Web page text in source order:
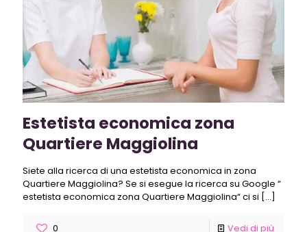
Estetista economica zona
Quartiere Maggiolina
Siete alla ricerca di una estetista economica in zona
Quartiere Maggiolina? Se si esegue la ricerca su Google “
estetista economica zona Quartiere Maggiolina“ ci si […]
0 Vedi di più